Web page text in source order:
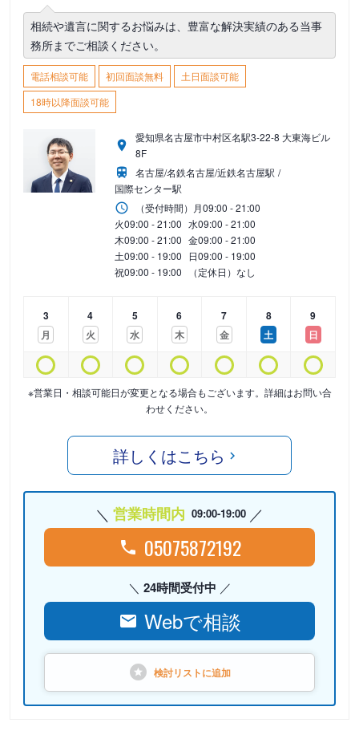
相続や遺言に関するお悩みは、豊富な解決実績のある当事
務所までご相談ください。
電話相談可能 初回面談無料
土日面談可能
18時以降面談可能
愛知県名古屋市中村区名駅3-22-8 大東海ビル
8F
名古屋/名鉄名古屋/近鉄名古屋駅
国際センター駅
（受付時間） 月09:00 - 21:00
火09:00 - 21:00 水09:00 - 21:00
木09:00 - 21:00 金09:00 - 21:00
土09:00 - 19:00 日09:00 - 19:00
祝09:00 - 19:00 （定休日）なし
3
月
4
火
5
水
6
木
7
金
8
土
9
日
※営業日・相談可能日が変更となる場合もございます。詳細はお問い合
わせください。
詳しくはこちら
営業時間内 09:00-19:00
05075872192
24時間受付中
Webで相談
検討リストに追加